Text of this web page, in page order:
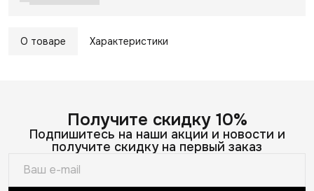
О товаре Характеристики
Получите скидку 10%
Подпишитесь на наши акции и новости и
получите скидку на первый заказ